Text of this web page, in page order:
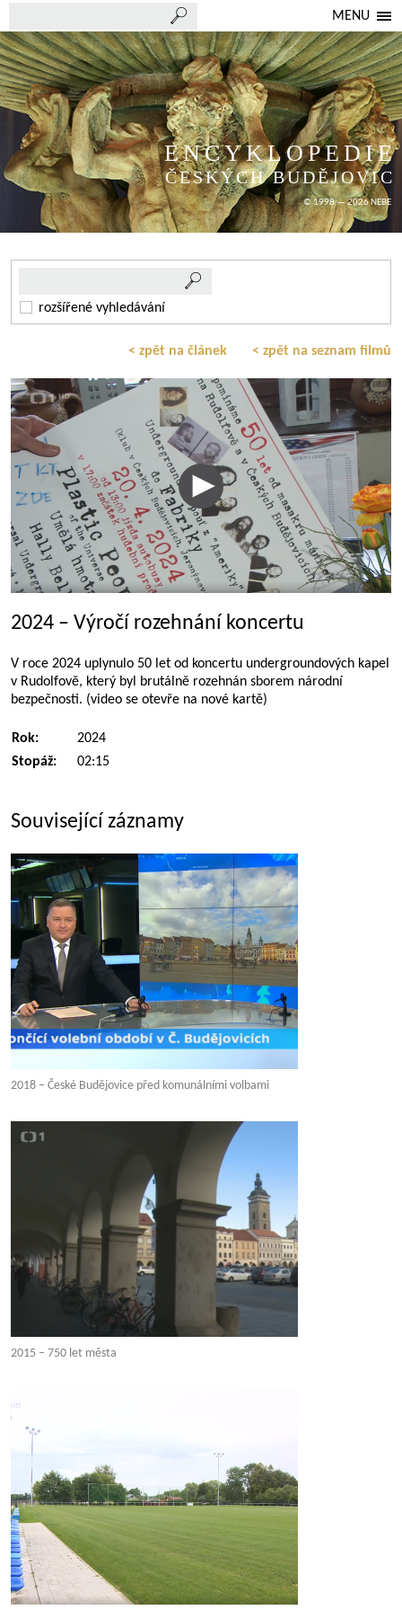
MENU
ENCYKLOPEDIE
ČESKÝCH BUDĚJOVIC
© 1998 — 2026 NEBE
rozšířené vyhledávání
< zpět na článek < zpět na seznam filmů
2024 – Výročí rozehnání koncertu
V roce 2024 uplynulo 50 let od koncertu undergroundových kapel
v Rudolfově, který byl brutálně rozehnán sborem národní
bezpečnosti. (video se otevře na nové kartě)
Rok:
2024
Stopáž:
02:15
Související záznamy
2018 – České Budějovice před komunálními volbami
2015 – 750 let města